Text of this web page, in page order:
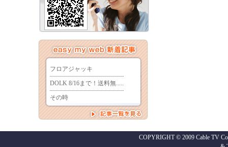
COPYRIGHT © 2009 Cable TV